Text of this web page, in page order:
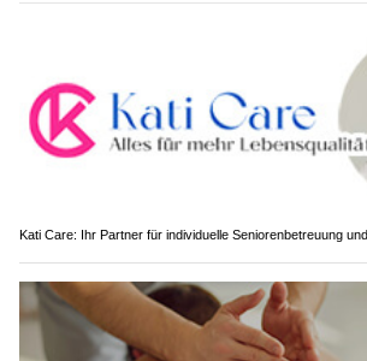
Kati Care: Ihr Partner für individuelle Seniorenbetreuung